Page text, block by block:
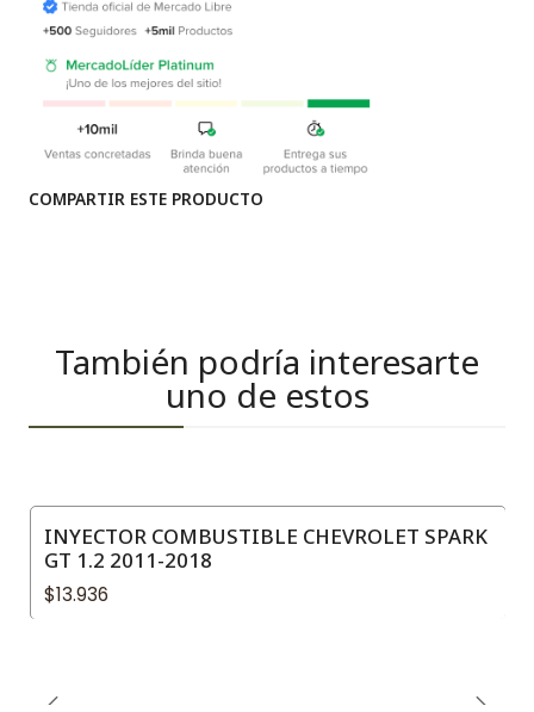
COMPARTIR ESTE PRODUCTO
También podría interesarte
uno de estos
INYECTOR COMBUSTIBLE CHEVROLET SPARK
GT 1.2 2011-2018
$13.936